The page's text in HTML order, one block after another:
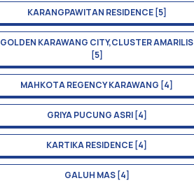
KARANGPAWITAN RESIDENCE [5]
GOLDEN KARAWANG CITY,CLUSTER AMARILIS
[5]
MAHKOTA REGENCY KARAWANG [4]
GRIYA PUCUNG ASRI [4]
KARTIKA RESIDENCE [4]
GALUH MAS [4]